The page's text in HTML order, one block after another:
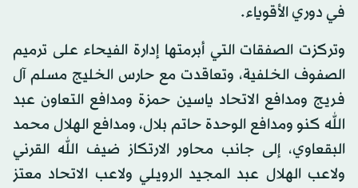
في دوري الأقوياء.
وتركزت الصفقات التي أبرمتها إدارة الفيحاء على ترميم
الصفوف الخلفية، وتعاقدت مع حارس الخليج مسلم آل
فريج ومدافع الاتحاد ياسين حمزة ومدافع التعاون عبد
الله كنو ومدافع الوحدة حاتم بلال، ومدافع الهلال محمد
البقعاوي، إلى جانب محاور الارتكاز ضيف الله القرني
ولاعب الهلال عبد المجيد الرويلي ولاعب الاتحاد معتز